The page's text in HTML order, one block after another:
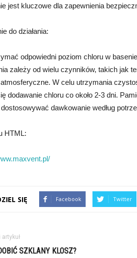
jest kluczowe dla zapewnienia
do działania:
odpowiedni poziom chloru w
zależy od wielu czynników, takich jak
W celu utrzymania
dodawanie chloru co około 2-3 dni.
dawkowanie według
HTML:
SIĘ Facebook Twitter
artykuł
SZKLANY KLOSZ?